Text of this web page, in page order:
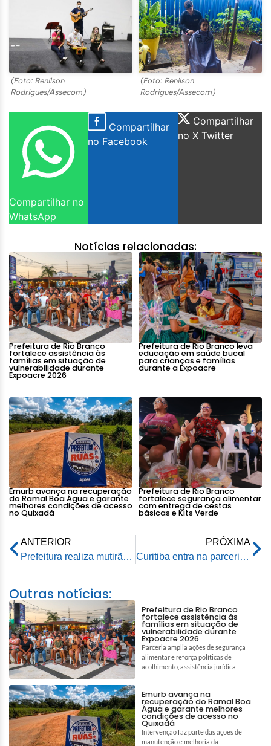
(Foto: Renilson
Rodrigues/Assecom)
(Foto: Renilson
Rodrigues/Assecom)
Compartilhar no
WhatsApp
Compartilhar
no Facebook
Compartilhar
no X Twitter
Notícias relacionadas:
Prefeitura de Rio Branco
fortalece assistência às
famílias em situação de
vulnerabilidade durante
Expoacre 2026
Prefeitura de Rio Branco leva
educação em saúde bucal
para crianças e famílias
durante a Expoacre
Emurb avança na recuperação
do Ramal Boa Água e garante
melhores condições de acesso
no Quixadá
Prefeitura de Rio Branco
fortalece segurança alimentar
com entrega de cestas
básicas e Kits Verde
ANTERIOR
Prefeitura realiza mutirão de limpeza na Vila Verde, na estrada Transacreana
PRÓXIMA
Curitiba entra na parceria do programa “1001 Dignidades”
Outras notícias:
Prefeitura de Rio Branco
fortalece assistência às
famílias em situação de
vulnerabilidade durante
Expoacre 2026
Parceria amplia ações de segurança
alimentar e reforça políticas de
acolhimento, assistência jurídica
Emurb avança na
recuperação do Ramal Boa
Água e garante melhores
condições de acesso no
Quixadá
Intervenção faz parte das ações de
manutenção e melhoria da